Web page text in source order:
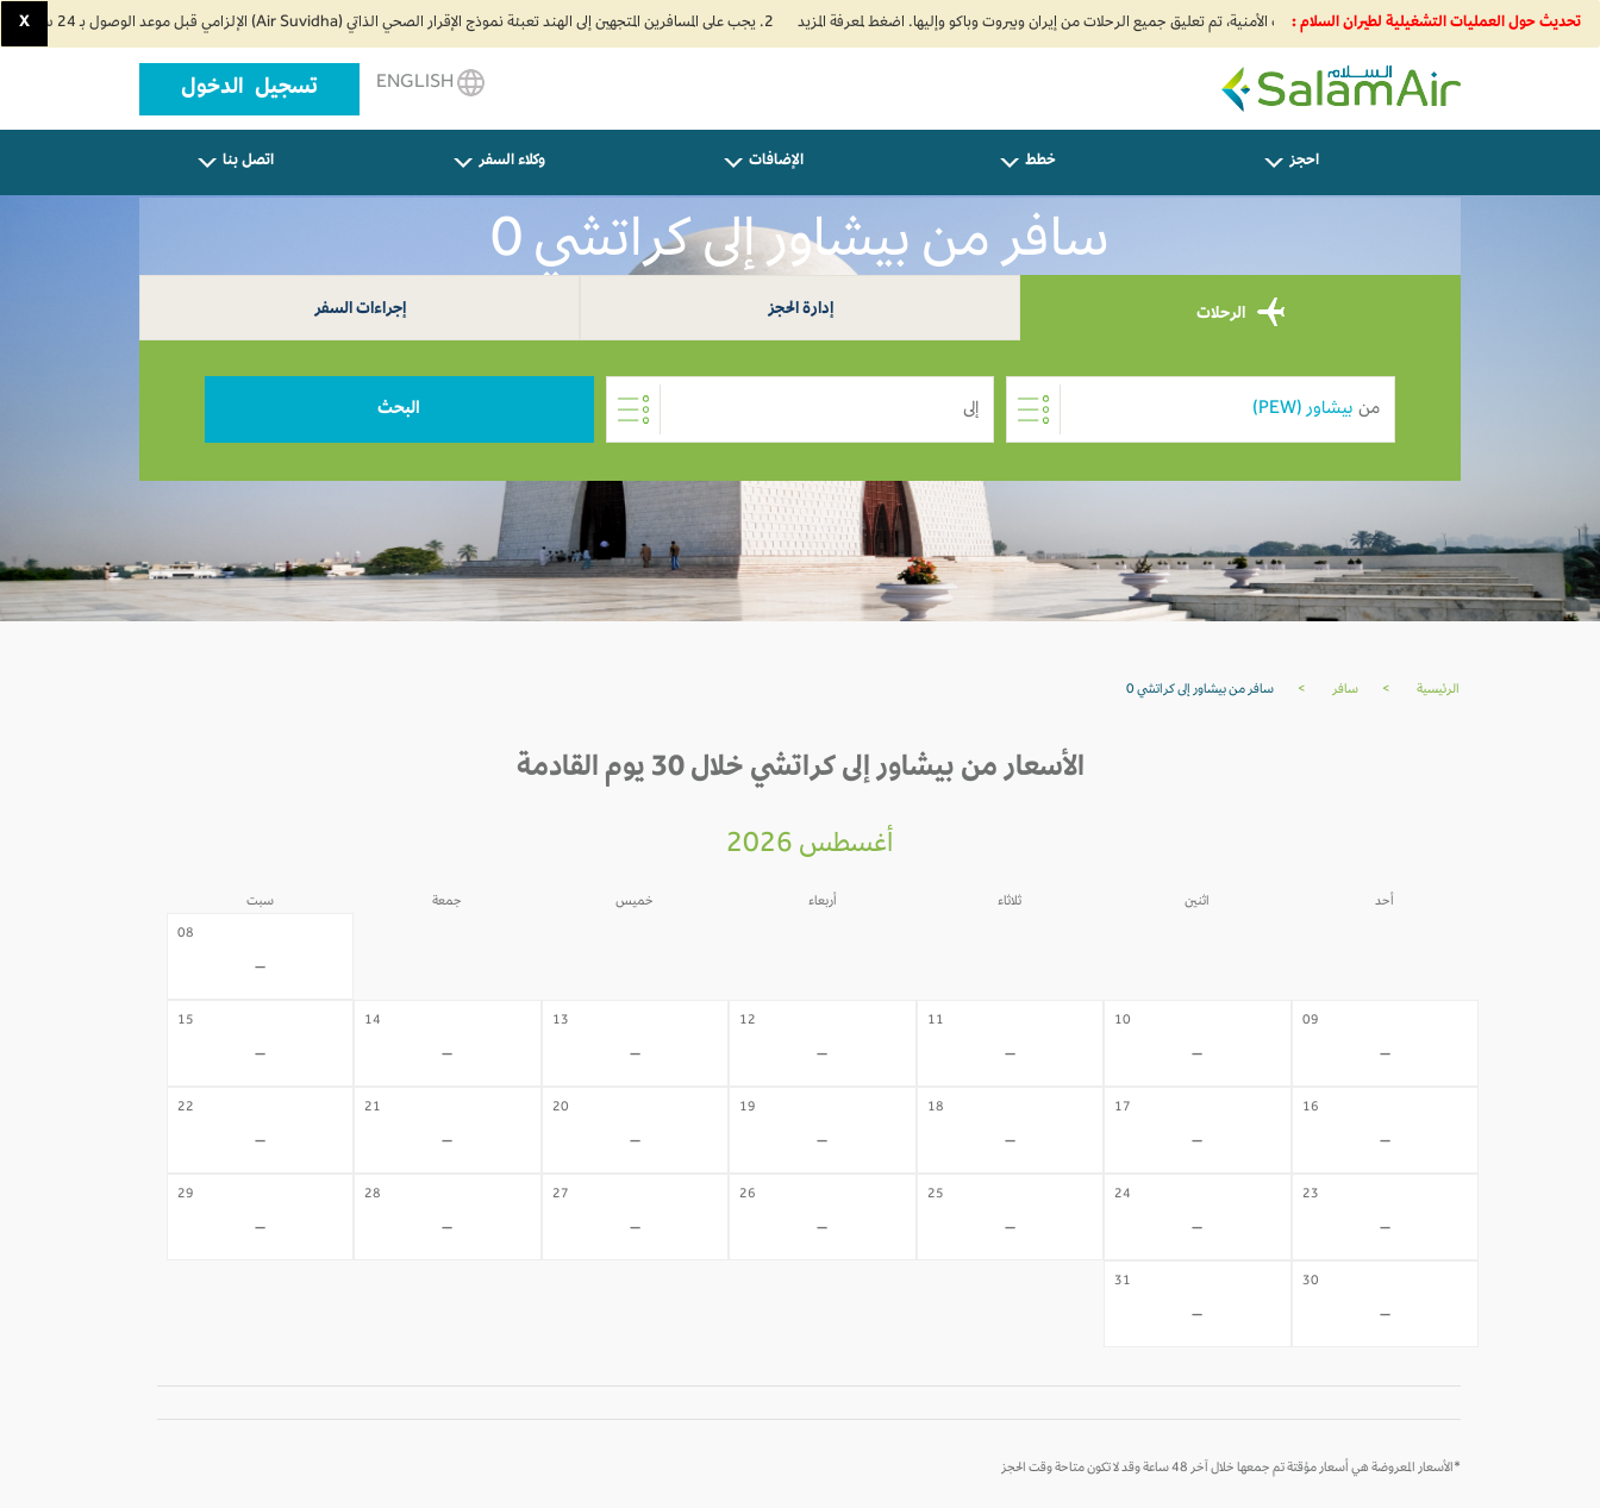
تحديث حول العمليات التشغيلية لطيران السلام : 2. يجب على المسافرين المتجهين إلى الهند تعبئة نموذج الإقرار الصحي الذاتي (Air Suvidha) الإلزامي قبل موعد الوصول بـ 24 ساعة على الأقل. اضغط هنا للدخول إلى بوابة Air Suvidha. X
SalamAir
تسجيل الدخول
احجز خطط الإضافات وكلاء السفر اتصل بنا
سافر من بيشاور إلى كراتشي 0
الرحلات إدارة الحجز إجراءات السفر
من إلى البحث
الرئيسية > سافر > سافر من بيشاور إلى كراتشي 0
الأسعار من بيشاور إلى كراتشي خلال 30 يوم القادمة
أغسطس 2026
أحد اثنين ثلاثاء أربعاء خميس جمعة سبت
08
-
09
-
10
-
11
-
12
-
13
-
14
-
15
-
16
-
17
-
18
-
19
-
20
-
21
-
22
-
23
-
24
-
25
-
26
-
27
-
28
-
29
-
30
-
31
-
*الأسعار المعروضة هي أسعار مؤقتة تم جمعها خلال آخر 48 ساعة وقد لا تكون متاحة وقت الحجز